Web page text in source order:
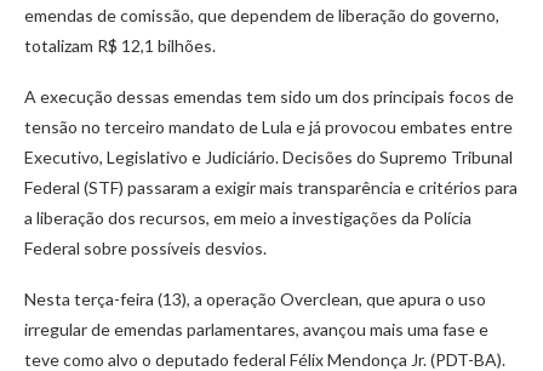
emendas de comissão, que dependem de liberação do governo,
totalizam R$ 12,1 bilhões.
A execução dessas emendas tem sido um dos principais focos de
tensão no terceiro mandato de Lula e já provocou embates entre
Executivo, Legislativo e Judiciário. Decisões do Supremo Tribunal
Federal (STF) passaram a exigir mais transparência e critérios para
a liberação dos recursos, em meio a investigações da Polícia
Federal sobre possíveis desvios.
Nesta terça-feira (13), a operação Overclean, que apura o uso
irregular de emendas parlamentares, avançou mais uma fase e
teve como alvo o deputado federal Félix Mendonça Jr. (PDT-BA).